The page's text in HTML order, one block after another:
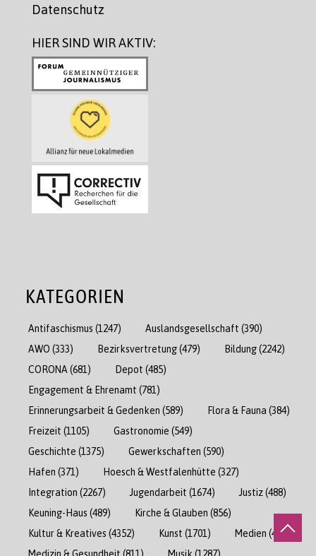
Datenschutz
HIER SIND WIR AKTIV:
KATEGORIEN
Antifaschismus (1247) Auslandsgesellschaft (390)
AWO (333) Bezirksvertretung(479) Bildung(2242)
CORONA (681) Depot (485)
Engagement & Ehrenamt (781)
Erinnerungsarbeit & Gedenken (589) Flora & Fauna (384)
Freizeit (1105) Gastronomie (549)
Geschichte (1375) Gewerkschaften (590)
Hafen (371) Hoesch & Westfalenhütte (327)
Integration (2267) Jugendarbeit (1674) Justiz(488)
Keuning-Haus (489) Kirche & Glauben (856)
Kultur & Kreatives (4352) Kunst (1701) Medien (471)
Medizin & Gesundheit (811) Musik (1287)